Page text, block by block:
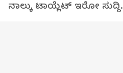
ನಾಲ್ಕು ಟಾಯ್ಲೆಟ್ ಇರೋ ಸುದ್ದಿ.